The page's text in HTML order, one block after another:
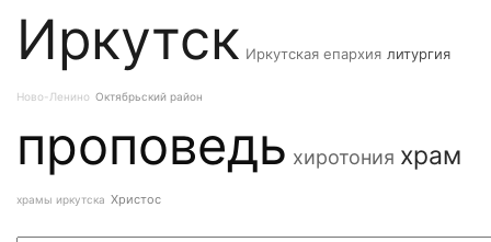
Иркутск Иркутская епархия литургия
Ново-Ленино Октябрьский район
проповедь хиротония храм
храмы иркутска Христос